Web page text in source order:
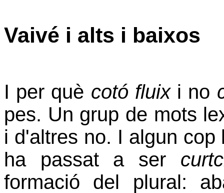
Vaivé i alts i baixos
I per què cotó fluixi no
pes. Un grup de mots
i d'altres no. I algun
ha passat a ser
formació del plural: